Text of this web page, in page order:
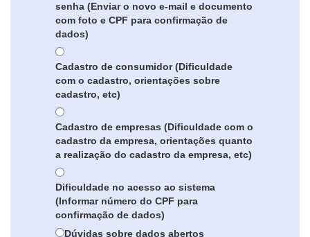
senha (Enviar o novo e-mail e documento
com foto e CPF para confirmação de
dados)
Cadastro de consumidor (Dificuldade
com o cadastro, orientações sobre
cadastro, etc)
Cadastro de empresas (Dificuldade com o
cadastro da empresa, orientações quanto
a realização do cadastro da empresa, etc)
Dificuldade no acesso ao sistema
(Informar número do CPF para
confirmação de dados)
Dúvidas sobre dados abertos